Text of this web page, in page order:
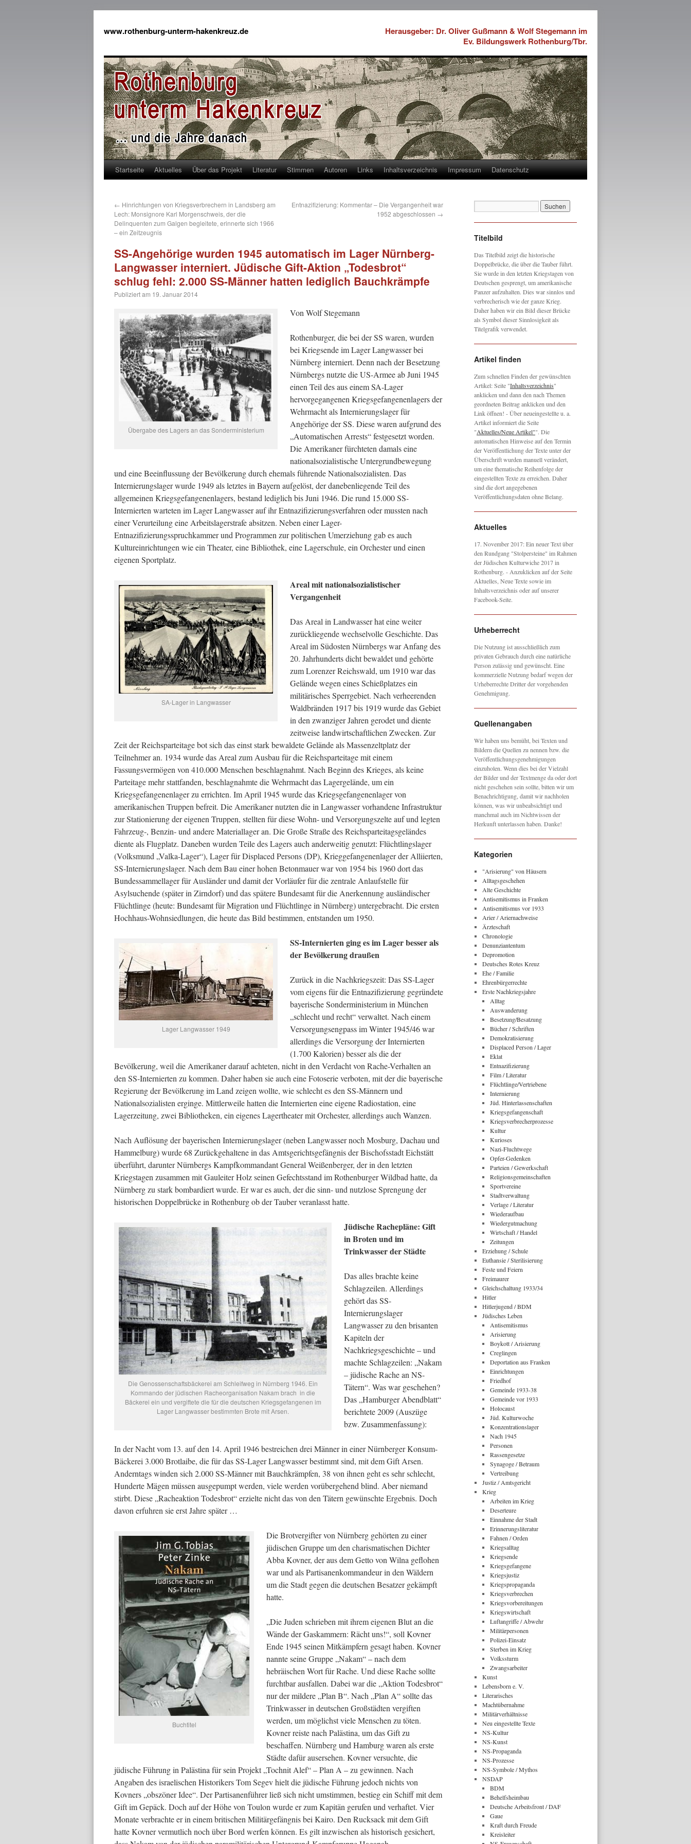
www.rothenburg-unterm-hakenkreuz.de
Herausgeber: Dr. Oliver Gußmann & Wolf Stegemann im
Ev. Bildungswerk Rothenburg/Tbr.
Startseite Aktuelles Über das Projekt Literatur Stimmen Autoren Links Inhaltsverzeichnis Impressum Datenschutz
← Hinrichtungen von Kriegsverbrechern in Landsberg am
Lech: Monsignore Karl Morgenschweis, der die
Delinquenten zum Galgen begleitete, erinnerte sich 1966
– ein Zeitzeugnis
Entnazifizierung: Kommentar – Die Vergangenheit war
1952 abgeschlossen →
SS-Angehörige wurden 1945 automatisch im Lager Nürnberg-
Langwasser interniert. Jüdische Gift-Aktion „Todesbrot“
schlug fehl: 2.000 SS-Männer hatten lediglich Bauchkrämpfe
Publiziert am 19. Januar 2014
Übergabe des Lagers an das Sonderministerium
Von Wolf Stegemann
Rothenburger, die bei der SS waren, wurden
bei Kriegsende im Lager Langwasser bei
Nürnberg interniert. Denn nach der Besetzung
Nürnbergs nutzte die US-Armee ab Juni 1945
einen Teil des aus einem SA-Lager
hervorgegangenen Kriegsgefangenenlagers der
Wehrmacht als Internierungslager für
Angehörige der SS. Diese waren aufgrund des
„Automatischen Arrests“ festgesetzt worden.
Die Amerikaner fürchteten damals eine
nationalsozialistische Untergrundbewegung
und eine Beeinflussung der Bevölkerung durch ehemals führende Nationalsozialisten. Das
Internierungslager wurde 1949 als letztes in Bayern aufgelöst, der danebenliegende Teil des
allgemeinen Kriegsgefangenenlagers, bestand lediglich bis Juni 1946. Die rund 15.000 SS-
Internierten warteten im Lager Langwasser auf ihr Entnazifizierungsverfahren oder mussten nach
einer Verurteilung eine Arbeitslagerstrafe absitzen. Neben einer Lager-
Entnazifizierungsspruchkammer und Programmen zur politischen Umerziehung gab es auch
Kultureinrichtungen wie ein Theater, eine Bibliothek, eine Lagerschule, ein Orchester und einen
eigenen Sportplatz.
SA-Lager in Langwasser
Areal mit nationalsozialistischer
Vergangenheit
Das Areal in Landwasser hat eine weiter
zurückliegende wechselvolle Geschichte. Das
Areal im Südosten Nürnbergs war Anfang des
20. Jahrhunderts dicht bewaldet und gehörte
zum Lorenzer Reichswald, um 1910 war das
Gelände wegen eines Schießplatzes ein
militärisches Sperrgebiet. Nach verheerenden
Waldbränden 1917 bis 1919 wurde das Gebiet
in den zwanziger Jahren gerodet und diente
zeitweise landwirtschaftlichen Zwecken. Zur
Zeit der Reichsparteitage bot sich das einst stark bewaldete Gelände als Massenzeltplatz der
Teilnehmer an. 1934 wurde das Areal zum Ausbau für die Reichsparteitage mit einem
Fassungsvermögen von 410.000 Menschen beschlagnahmt. Nach Beginn des Krieges, als keine
Parteitage mehr stattfanden, beschlagnahmte die Wehrmacht das Lagergelände, um ein
Kriegsgefangenenlager zu errichten. Im April 1945 wurde das Kriegsgefangenenlager von
amerikanischen Truppen befreit. Die Amerikaner nutzten die in Langwasser vorhandene Infrastruktur
zur Stationierung der eigenen Truppen, stellten für diese Wohn- und Versorgungszelte auf und legten
Fahrzeug-, Benzin- und andere Materiallager an. Die Große Straße des Reichsparteitagsgeländes
diente als Flugplatz. Daneben wurden Teile des Lagers auch anderweitig genutzt: Flüchtlingslager
(Volksmund „Valka-Lager“), Lager für Displaced Persons (DP), Krieggefangenenlager der Alliierten,
SS-Internierungslager. Nach dem Bau einer hohen Betonmauer war von 1954 bis 1960 dort das
Bundessammellager für Ausländer und damit der Vorläufer für die zentrale Anlaufstelle für
Asylsuchende (später in Zirndorf) und das spätere Bundesamt für die Anerkennung ausländischer
Flüchtlinge (heute: Bundesamt für Migration und Flüchtlinge in Nürnberg) untergebracht. Die ersten
Hochhaus-Wohnsiedlungen, die heute das Bild bestimmen, entstanden um 1950.
Lager Langwasser 1949
SS-Internierten ging es im Lager besser als
der Bevölkerung draußen
Zurück in die Nachkriegszeit: Das SS-Lager
vom eigens für die Entnazifizierung gegründete
bayerische Sonderministerium in München
„schlecht und recht“ verwaltet. Nach einem
Versorgungsengpass im Winter 1945/46 war
allerdings die Versorgung der Internierten
(1.700 Kalorien) besser als die der
Bevölkerung, weil die Amerikaner darauf achteten, nicht in den Verdacht von Rache-Verhalten an
den SS-Internierten zu kommen. Daher haben sie auch eine Fotoserie verboten, mit der die bayerische
Regierung der Bevölkerung im Land zeigen wollte, wie schlecht es den SS-Männern und
Nationalsozialisten erginge. Mittlerweile hatten die Internierten eine eigene Radiostation, eine
Lagerzeitung, zwei Bibliotheken, ein eigenes Lagertheater mit Orchester, allerdings auch Wanzen.
Nach Auflösung der bayerischen Internierungslager (neben Langwasser noch Mosburg, Dachau und
Hammelburg) wurde 68 Zurückgehaltene in das Amtsgerichtsgefängnis der Bischofsstadt Eichstätt
überführt, darunter Nürnbergs Kampfkommandant General Weißenberger, der in den letzten
Kriegstagen zusammen mit Gauleiter Holz seinen Gefechtsstand im Rothenburger Wildbad hatte, da
Nürnberg zu stark bombardiert wurde. Er war es auch, der die sinn- und nutzlose Sprengung der
historischen Doppelbrücke in Rothenburg ob der Tauber veranlasst hatte.
Die Genossenschaftsbäckerei am Schleifweg in Nürnberg 1946. Ein
Kommando der jüdischen Racheorganisation Nakam brach in die
Bäckerei ein und vergiftete die für die deutschen Kriegsgefangenen im
Lager Langwasser bestimmten Brote mit Arsen.
Jüdische Rachepläne: Gift
in Broten und im
Trinkwasser der Städte
Das alles brachte keine
Schlagzeilen. Allerdings
gehört das SS-
Internierungslager
Langwasser zu den brisanten
Kapiteln der
Nachkriegsgeschichte – und
machte Schlagzeilen: „Nakam
– jüdische Rache an NS-
Tätern“. Was war geschehen?
Das „Hamburger Abendblatt“
berichtete 2009 (Auszüge
bzw. Zusammenfassung):
In der Nacht vom 13. auf den 14. April 1946 bestreichen drei Männer in einer Nürnberger Konsum-
Bäckerei 3.000 Brotlaibe, die für das SS-Lager Langwasser bestimmt sind, mit dem Gift Arsen.
Anderntags winden sich 2.000 SS-Männer mit Bauchkrämpfen, 38 von ihnen geht es sehr schlecht,
Hunderte Mägen müssen ausgepumpt werden, viele werden vorübergehend blind. Aber niemand
stirbt. Diese „Racheaktion Todesbrot“ erzielte nicht das von den Tätern gewünschte Ergebnis. Doch
davon erfuhren sie erst Jahre später …
Buchtitel
Die Brotvergifter von Nürnberg gehörten zu einer
jüdischen Gruppe um den charismatischen Dichter
Abba Kovner, der aus dem Getto von Wilna geflohen
war und als Partisanenkommandeur in den Wäldern
um die Stadt gegen die deutschen Besatzer gekämpft
hatte.
„Die Juden schrieben mit ihrem eigenen Blut an die
Wände der Gaskammern: Rächt uns!“, soll Kovner
Ende 1945 seinen Mitkämpfern gesagt haben. Kovner
nannte seine Gruppe „Nakam“ – nach dem
hebräischen Wort für Rache. Und diese Rache sollte
furchtbar ausfallen. Dabei war die „Aktion Todesbrot“
nur der mildere „Plan B“. Nach „Plan A“ sollte das
Trinkwasser in deutschen Großstädten vergiften
werden, um möglichst viele Menschen zu töten.
Kovner reiste nach Palästina, um das Gift zu
beschaffen. Nürnberg und Hamburg waren als erste
Städte dafür ausersehen. Kovner versuchte, die
jüdische Führung in Palästina für sein Projekt „Tochnit Alef“ – Plan A – zu gewinnen. Nach
Angaben des israelischen Historikers Tom Segev hielt die jüdische Führung jedoch nichts von
Kovners „obszöner Idee“. Der Partisanenführer ließ sich nicht umstimmen, bestieg ein Schiff mit dem
Gift im Gepäck. Doch auf der Höhe von Toulon wurde er zum Kapitän gerufen und verhaftet. Vier
Monate verbrachte er in einem britischen Militärgefängnis bei Kairo. Den Rucksack mit dem Gift
hatte Kovner vermutlich noch über Bord werfen können. Es gilt inzwischen als historisch gesichert,
Titelbild
Das Titelbild zeigt die historische
Doppelbrücke, die über die Tauber führt.
Sie wurde in den letzten Kriegstagen von
Deutschen gesprengt, um amerikanische
Panzer aufzuhalten. Dies war sinnlos und
verbrecherisch wie der ganze Krieg.
Daher haben wir ein Bild dieser Brücke
als Symbol dieser Sinnlosigkeit als
Titelgrafik verwendet.
Artikel finden
Zum schnellen Finden der gewünschten
Artikel: Seite "Inhaltsverzeichnis"
anklicken und dann den nach Themen
geordneten Beitrag anklicken und den
Link öffnen! - Über neueingestellte u. a.
Artikel informiert die Seite
"Aktuelles/Neue Artikel"". Die
automatischen Hinweise auf den Termin
der Veröffentlichung der Texte unter der
Überschrift wurden manuell verändert,
um eine thematische Reihenfolge der
eingestellten Texte zu erreichen. Daher
sind die dort angegebenen
Veröffentlichungsdaten ohne Belang.
Aktuelles
17. November 2017: Ein neuer Text über
den Rundgang "Stolpersteine" im Rahmen
der Jüdischen Kulturwiche 2017 in
Rothenburg. - Anzuklicken auf der Seite
Aktuelles, Neue Texte sowie im
Inhaltsverzeichnis oder auf unserer
Facebook-Seite.
Urheberrecht
Die Nutzung ist ausschließlich zum
privaten Gebrauch durch eine natürliche
Person zulässig und gewünscht. Eine
kommerzielle Nutzung bedarf wegen der
Urheberrechte Dritter der vorgehenden
Genehmigung.
Quellenangaben
Wir haben uns bemüht, bei Texten und
Bildern die Quellen zu nennen bzw. die
Veröffentlichungsgenehmigungen
einzuholen. Wenn dies bei der Vielzahl
der Bilder und der Textmenge da oder dort
nicht geschehen sein sollte, bitten wir um
Benachrichtigung, damit wir nachholen
können, was wir unbeabsichtigt und
manchmal auch im Nichtwissen der
Herkunft unterlassen haben. Danke!
Kategorien
"Arisierung" von Häusern
Alltagsgeschehen
Alte Geschichte
Antisemitismus in Franken
Antisemitismus vor 1933
Arier / Ariernachweise
Ärzteschaft
Chronologie
Denunziantentum
Depromotion
Deutsches Rotes Kreuz
Ehe / Familie
Ehrenbürgerrechte
Erste Nachkriegsjahre
Alltag
Auswanderung
Besetzung/Besatzung
Bücher / Schriften
Demokratisierung
Displaced Person / Lager
Eklat
Entnazifizierung
Film / Literatur
Flüchtlinge/Vertriebene
Internierung
Jüd. Hinterlassenschaften
Kriegsgefangenschaft
Kriegsverbrecherprozesse
Kultur
Kurioses
Nazi-Fluchtwege
Opfer-Gedenken
Parteien / Gewerkschaft
Religionsgemeinschaften
Sportvereine
Stadtverwaltung
Verlage / Literatur
Wiederaufbau
Wiedergutmachung
Wirtschaft / Handel
Zeitungen
Erziehung / Schule
Euthansie / Sterilisierung
Feste und Feiern
Freimaurer
Gleichschaltung 1933/34
Hitler
Hitlerjugend / BDM
Jüdisches Leben
Antisemitismus
Arisierung
Boykott / Arisierung
Creglingen
Deportation aus Franken
Einrichtungen
Friedhof
Gemeinde 1933-38
Gemeinde vor 1933
Holocaust
Jüd. Kulturwoche
Konzentrationslager
Nach 1945
Personen
Rassengesetze
Synagoge / Betraum
Vertreibung
Justiz / Amtsgericht
Krieg
Arbeiten im Krieg
Deserteure
Einnahme der Stadt
Erinnerungsliteratur
Fahnen / Orden
Kriegsalltag
Kriegsende
Kriegsgefangene
Kriegsjustiz
Kriegspropaganda
Kriegsverbrechen
Kriegsvorbereitungen
Kriegswirtschaft
Luftangriffe / Abwehr
Militärpersonen
Polizei-Einsatz
Sterben im Krieg
Volkssturm
Zwangsarbeiter
Kunst
Lebensborn e. V.
Literarisches
Machtübernahme
Militärverhältnisse
Neu eingestellte Texte
NS-Kultur
NS-Kunst
NS-Propaganda
NS-Prozesse
NS-Symbole / Mythos
NSDAP
BDM
Behelfsheimbau
Deutsche Arbeitsfront / DAF
Gaue
Kraft durch Freude
Kreisleiter